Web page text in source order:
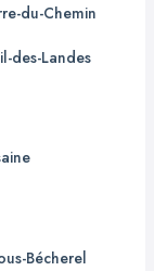
du-Chemin
des-Landes
Bécherel